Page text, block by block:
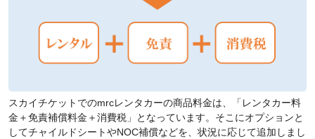
スカイチケットでのmrcレンタカーの商品料金は、「レンタカー料
金＋免責補償料金＋消費税」となっています。そこにオプションと
してチャイルドシートやNOC補償などを、状況に応じて追加しまし